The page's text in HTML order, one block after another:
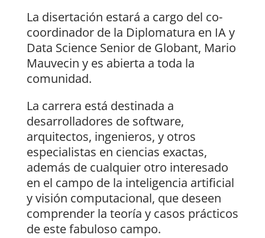
La disertación estará a cargo del co-
coordinador de la Diplomatura en IA y
Data Science Senior de Globant, Mario
Mauvecin y es abierta a toda la
comunidad.
La carrera está destinada a
desarrolladores de software,
arquitectos, ingenieros, y otros
especialistas en ciencias exactas,
además de cualquier otro interesado
en el campo de la inteligencia artificial
y visión computacional, que deseen
comprender la teoría y casos prácticos
de este fabuloso campo.